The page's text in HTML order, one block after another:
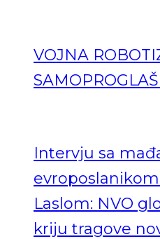
VOJNA
Intervju sa
Laslom: NVO
kriju tragove